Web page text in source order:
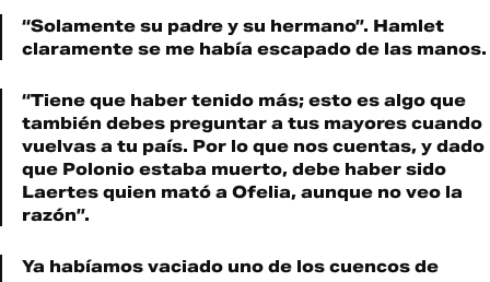
“Solamente su padre y su hermano”. Hamlet
claramente se me había escapado de las manos.
“Tiene que haber tenido más; esto es algo que
también debes preguntar a tus mayores cuando
vuelvas a tu país. Por lo que nos cuentas, y dado
que Polonio estaba muerto, debe haber sido
Laertes quien mató a Ofelia, aunque no veo la
razón”.
Ya habíamos vaciado uno de los cuencos de